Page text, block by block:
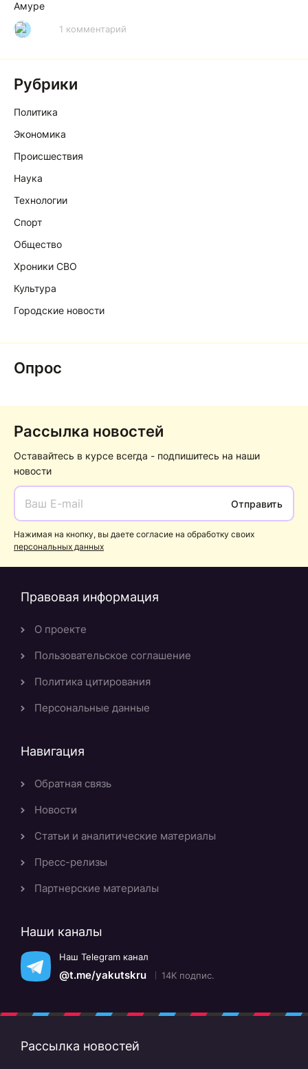
Амуре
Р 1 комментарий
Рубрики
Политика
Экономика
Происшествия
Наука
Технологии
Спорт
Общество
Хроники СВО
Культура
Городские новости
Опрос
Рассылка новостей
Оставайтесь в курсе всегда - подпишитесь на наши
новости
Отправить
Нажимая на кнопку, вы даете согласие на обработку своих
персональных данных
Правовая информация
О проекте
Пользовательское соглашение
Политика цитирования
Персональные данные
Навигация
Обратная связь
Новости
Статьи и аналитические материалы
Пресс-релизы
Партнерские материалы
Наши каналы
Наш Telegram канал
@t.me/yakutskru 14K подпис.
Рассылка новостей